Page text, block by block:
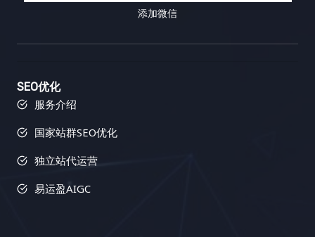
的品牌知名度，为你的业务带来更多机会。与影响力
以帮助你获得来自权威网站的链接，并扩大你的品牌
以为你带来更多的曝光率和可信度。 五、实战技巧：
如何有效地进行链接建设？ 有效的链接建设需要策略
和技巧。以下是一些经过验证的链接建设策略，可以
帮助你获得更多高质量的反向链接，提升你的网站排
们的策略和优势。最后，技术性SEO的挑战也不容忽
动端适配性。 Q2: 我不懂小语种，如何有效地进行小
到合适的合作伙伴和工具。您可以与专业的翻译服务
提供商或本地化专家合作，他们可以帮助您进行关键
词研究、内容创作、网站翻译和本地化适配。选择合
确保内容的准确性、流畅性和文化相关性。此外，您
量和用户行为，以便不断优化您的SEO策略。 Q3: 进
而出，吸引并留住用户，最终实现网站流量的持续增
只有将内容多样化策略与其他营销策略相结合，并根
大化内容营销的效果，实现网站的长期可持续发展。
易运盈（Yiyunying）是一家专业的数字营销机构，
专注于为企业提供全面的搜索引擎优化（SEO）服
务。凭借多年的行业经验和专业的团队，易运盈致力
流量，推动业务增长。我们的使命是通过科学的SEO
得领先优势。 模块二：内容营销与SEO的完美结合 (8
描述、内容等等，提高转化率，最终提升网站的整体
站流量从哪里来？除了搜索引擎，还有很多潜在的流
广告等等。通过 Google Analytics 的流量获取报告，
我们可以全面追踪流量来源，评估不同渠道的转化效
果，找到最有效的流量入口，并进行重点优化。例
如，我们可以通过多渠道漏斗模型分析用户转化路
定个性化的推广策略，最大化每个渠道的价值。我们
为你的网站带来了流量，从而加强与这些网站的合
添加微信
SEO优化
服务介绍
国家站群SEO优化
独立站代运营
易运盈AIGC